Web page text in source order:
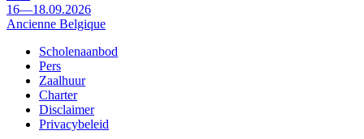
16—18.09.2026
Ancienne Belgique
Footer
Scholenaanbod
Pers
Zaalhuur
Charter
Disclaimer
Privacybeleid